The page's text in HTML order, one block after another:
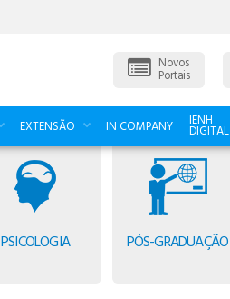
Novos
Portais
EXTENSÃO IN COMPANY IENH
DIGITAL
PSICOLOGIA PÓS-GRADUAÇÃO